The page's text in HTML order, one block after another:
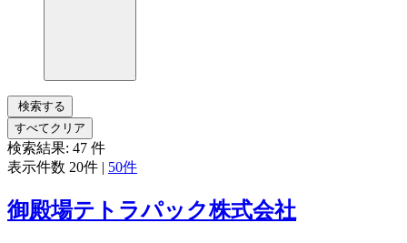
検索する
すべてクリア
検索結果: 47 件
表示件数 20件 | 50件
御殿場テトラパック株式会社